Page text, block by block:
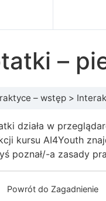
–
– wstęp
działa w
kursu AI4Youth
poznał/-a zasady
Powrót do Zagadnienie